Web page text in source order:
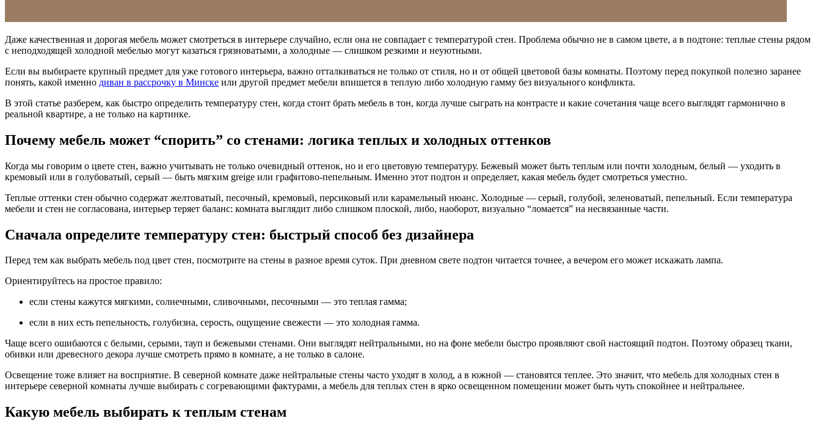
Даже качественная и дорогая мебель может смотреться в интерьере случайно, если она не совпадает с температурой стен. Проблема обычно не в самом цвете, а в подтоне: теплые стены рядом
с неподходящей холодной мебелью могут казаться грязноватыми, а холодные — слишком резкими и неуютными.
Если вы выбираете крупный предмет для уже готового интерьера, важно отталкиваться не только от стиля, но и от общей цветовой базы комнаты. Поэтому перед покупкой полезно заранее
понять, какой именно диван в рассрочку в Минске или другой предмет мебели впишется в теплую либо холодную гамму без визуального конфликта.
В этой статье разберем, как быстро определить температуру стен, когда стоит брать мебель в тон, когда лучше сыграть на контрасте и какие сочетания чаще всего выглядят гармонично в
реальной квартире, а не только на картинке.
Почему мебель может “спорить” со стенами: логика теплых и холодных оттенков
Когда мы говорим о цвете стен, важно учитывать не только очевидный оттенок, но и его цветовую температуру. Бежевый может быть теплым или почти холодным, белый — уходить в
кремовый или в голубоватый, серый — быть мягким greige или графитово-пепельным. Именно этот подтон и определяет, какая мебель будет смотреться уместно.
Теплые оттенки стен обычно содержат желтоватый, песочный, кремовый, персиковый или карамельный нюанс. Холодные — серый, голубой, зеленоватый, пепельный. Если температура
мебели и стен не согласована, интерьер теряет баланс: комната выглядит либо слишком плоской, либо, наоборот, визуально “ломается” на несвязанные части.
Сначала определите температуру стен: быстрый способ без дизайнера
Перед тем как выбрать мебель под цвет стен, посмотрите на стены в разное время суток. При дневном свете подтон читается точнее, а вечером его может искажать лампа.
Ориентируйтесь на простое правило:
если стены кажутся мягкими, солнечными, сливочными, песочными — это теплая гамма;
если в них есть пепельность, голубизна, серость, ощущение свежести — это холодная гамма.
Чаще всего ошибаются с белыми, серыми, тауп и бежевыми стенами. Они выглядят нейтральными, но на фоне мебели быстро проявляют свой настоящий подтон. Поэтому образец ткани,
обивки или древесного декора лучше смотреть прямо в комнате, а не только в салоне.
Освещение тоже влияет на восприятие. В северной комнате даже нейтральные стены часто уходят в холод, а в южной — становятся теплее. Это значит, что мебель для холодных стен в
интерьере северной комнаты лучше выбирать с согревающими фактурами, а мебель для теплых стен в ярко освещенном помещении может быть чуть спокойнее и нейтральнее.
Какую мебель выбирать к теплым стенам